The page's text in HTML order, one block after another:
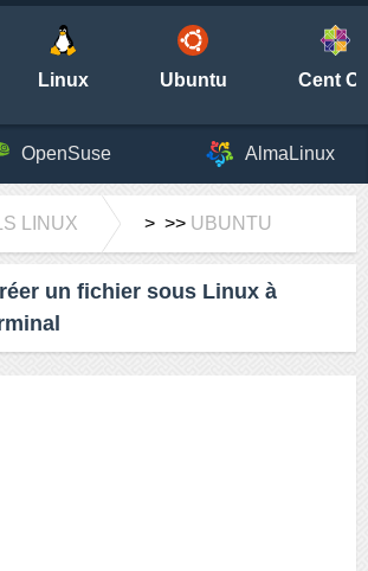
Linux Ubuntu Cent
OpenSuse AlmaLinux
LINUX > >> UBUNTU
un fichier sous Linux à